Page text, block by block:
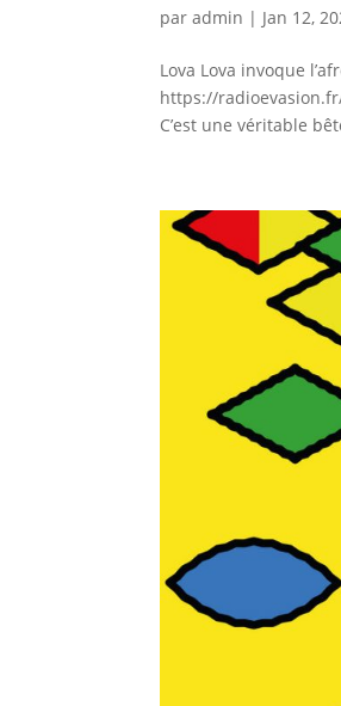
paradmin | Jan 12,
Lova Lova invoque
https://radioevasion.fr/
C’est une véritable